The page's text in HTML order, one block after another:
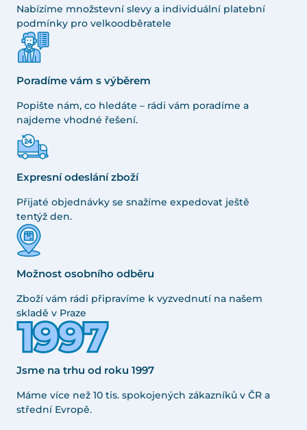
Nabízíme množstevní slevy a individuální platební
podmínky pro velkoodběratele
Poradíme vám s výběrem
Popište nám, co hledáte – rádi vám poradíme a
najdeme vhodné řešení.
Expresní odeslání zboží
Přijaté objednávky se snažíme expedovat ještě
tentýž den.
Možnost osobního odběru
Zboží vám rádi připravíme k vyzvednutí na našem
skladě v Praze
Jsme na trhu od roku 1997
Máme více než 10 tis. spokojených zákazníků v ČR a
střední Evropě.